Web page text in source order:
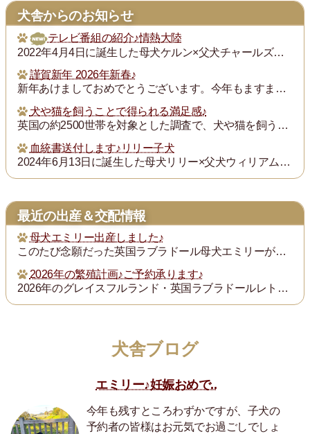
犬舎からのお知らせ
テレビ番組の紹介♪情熱大陸
2022年4月4日に誕生した母犬ケルン×父犬チャールズの子犬チャンプ君の飼い主の次田さんが「情熱大陸」という番組で紹介されます。グレイスフルランドの子犬の飼い主...
謹賀新年 2026年新春♪
新年あけましておめでとうございます。今年もますます御健勝のこととお慶び申し上げます。また昨年は格別のご厚誼にあずかり、厚く御礼申し上げます。
犬や猫を飼うことで得られる満足感♪
英国の約2500世帯を対象とした調査で、犬や猫を飼うことで得られる満足度は、年収が7万ポンド（約1300万円）増えるのと同じとされたそうです。犬猫を飼っている人...
血統書送付します♪リリー子犬
2024年6月13日に誕生した母犬リリー×父犬ウィリアム子犬のの血統書を飼い主の皆様にお送りいたします。
最近の出産＆交配情報
母犬エミリー出産しました♪
このたび念願だった英国ラブラドール母犬エミリーが2025年12月26日に出産しました。母犬エミリー×父犬ウィリアムは両親共に英国血統を受け継ぐ本場英国ラブドール...
2026年の繁殖計画♪ご予約承ります♪
2026年のグレイスフルランド・英国ラブラドールレトリバーの繁殖計画をご紹介いたします。ご希望の子犬を家族としてお引き取りになりたい方は、事前のご予約をお勧めし...
犬舎ブログ
エミリー♪妊娠おめで..
今年も残すところわずかですが、子犬の
予約者の皆様はお元気でお過ごしでしょ